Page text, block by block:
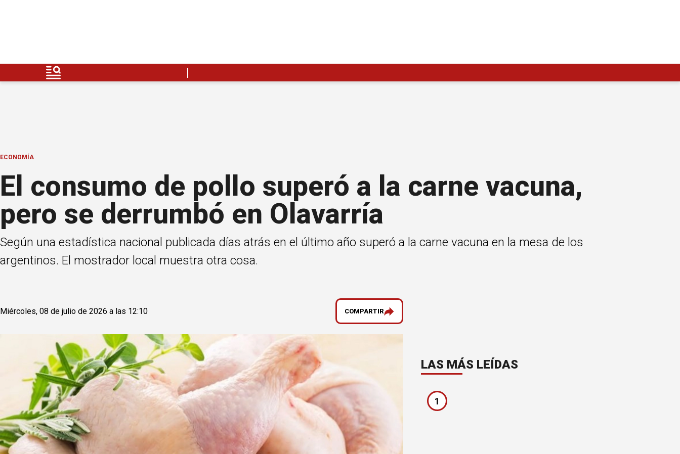
ECONOMÍA
El consumo de pollo superó a la carne vacuna,
pero se derrumbó en Olavarría
Según una estadística nacional publicada días atrás en el último año superó a la carne vacuna en la mesa de los
argentinos. El mostrador local muestra otra cosa.
Miércoles, 08 de julio de 2026 a las 12:10 COMPARTIR
LAS MÁS LEÍDAS
1